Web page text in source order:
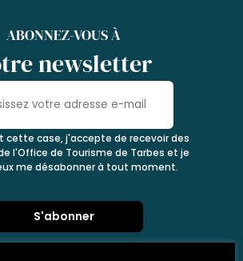
ABONNEZ-VOUS À
newsletter
cette case, j'accepte de recevoir des
l'Office de Tourisme de Tarbes et je
me désabonner à tout moment.